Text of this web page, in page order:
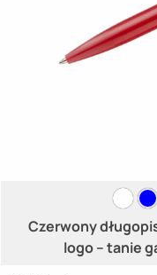
Czerwony
logo – tanie